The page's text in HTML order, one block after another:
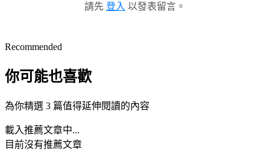
請先 登入 以發表留言。
Recommended
你可能也喜歡
為你精選 3 篇值得延伸閱讀的內容
載入推薦文章中...
目前沒有推薦文章